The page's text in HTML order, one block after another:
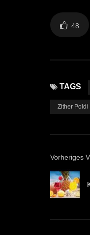
48
TAGS
Zither Poldi
Vorheriges